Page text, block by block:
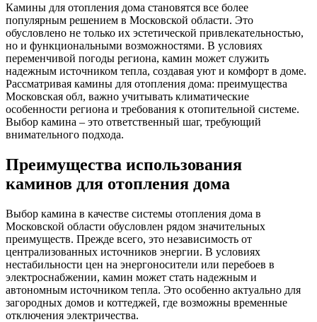
Камины для отопления дома становятся все более
популярным решением в Московской области. Это
обусловлено не только их эстетической привлекательностью,
но и функциональными возможностями. В условиях
переменчивой погоды региона, камин может служить
надежным источником тепла, создавая уют и комфорт в доме.
Рассматривая камины для отопления дома: преимущества
Московская обл, важно учитывать климатические
особенности региона и требования к отопительной системе.
Выбор камина – это ответственный шаг, требующий
внимательного подхода.
Преимущества использования
каминов для отопления дома
Выбор камина в качестве системы отопления дома в
Московской области обусловлен рядом значительных
преимуществ. Прежде всего, это независимость от
централизованных источников энергии. В условиях
нестабильности цен на энергоносители или перебоев в
электроснабжении, камин может стать надежным и
автономным источником тепла. Это особенно актуально для
загородных домов и коттеджей, где возможны временные
отключения электричества.